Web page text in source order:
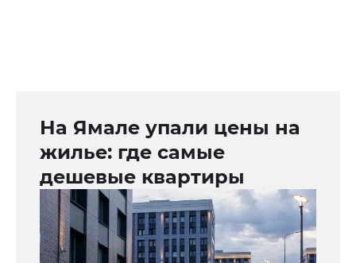
На Ямале упали цены на
жилье: где самые
дешевые квартиры